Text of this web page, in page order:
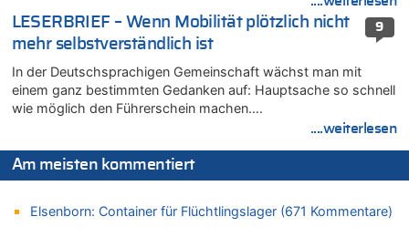
06.08.2026 - 14:44 von Coralie zu
Zweite Hitzewelle in diesem Sommer ist jetzt amtlich
Zweite Hitzewelle in diesem Sommer ist jetzt amtlich
06.08.2026 - 14:26 von Hugo Egon Bernhard von Sinnen zu
Zweite Hitzewelle in diesem Sommer ist jetzt amtlich
Zweite Hitzewelle in diesem Sommer ist jetzt amtlich
Zurück an den Rhein: Hendrich wechselt zum 1. FC Köln
9
LESERBRIEF – Wenn Mobilität plötzlich nicht
mehr selbstverständlich ist
In der Deutschsprachigen Gemeinschaft wächst man mit
einem ganz bestimmten Gedanken auf: Hauptsache so schnell
wie möglich den Führerschein machen….
....weiterlesen
Am meisten kommentiert
Elsenborn: Container für Flüchtlingslager (671 Kommentare)